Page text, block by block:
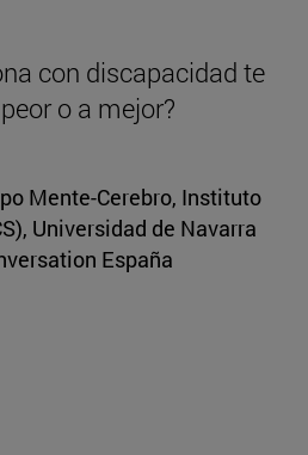
con discapacidad te
o a mejor?
Mente-Cerebro, Instituto
Universidad de Navarra
España